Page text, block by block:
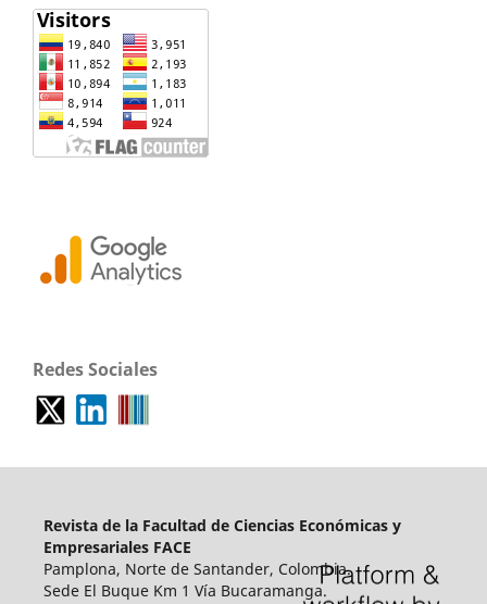
Redes Sociales
Revista de la Facultad de Ciencias Económicas y
Empresariales FACE
Pamplona, Norte de Santander, Colombia.
Sede El Buque Km 1 Vía Bucaramanga.